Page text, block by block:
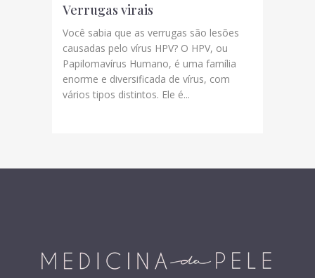
Verrugas virais
Você sabia que as verrugas são lesões
causadas pelo vírus HPV? O HPV, ou
Papilomavírus Humano, é uma família
enorme e diversificada de vírus, com
vários tipos distintos. Ele é...